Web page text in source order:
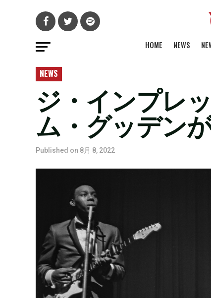
HOME NEWS
NEWS
ジ・インプレ
ム・グッデン
Published on 8月 8, 2022